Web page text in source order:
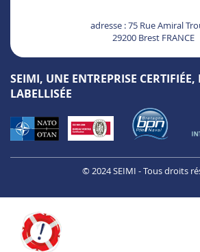
adresse : 75 Rue Amiral
29200 Brest FRANCE
SEIMI, UNE ENTREPRISE CERTIFIÉE,
LABELLISÉE
© 2024 SEIMI - Tous droits